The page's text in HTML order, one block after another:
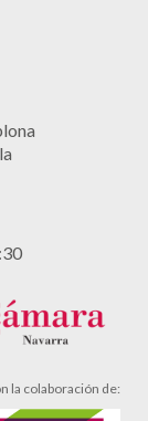
la colaboración de: